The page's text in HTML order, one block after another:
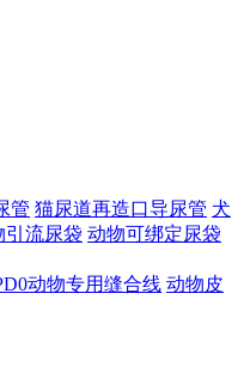
管 猫尿道再造口导尿管 犬
引流尿袋 动物可绑定尿袋
动物专用缝合线 动物皮